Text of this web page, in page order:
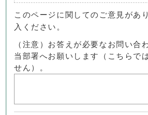
このページに関してのご意見があ
入ください。
（注意）お答えが必要なお問い合
当部署へお願いします（こちらで
せん）。